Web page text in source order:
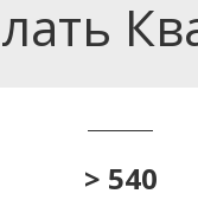
> 540